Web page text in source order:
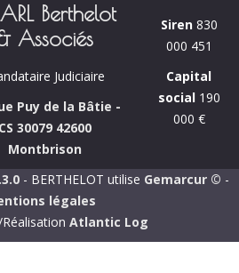
Berthelot
Associés
Judiciaire
Puy de la Bâtie -
CS 30079 42600
Montbrison
Siren830
000 451
Capital
social190
000 €
- BERTHELOT utilise Gemarcur © -
légales
Atlantic Log